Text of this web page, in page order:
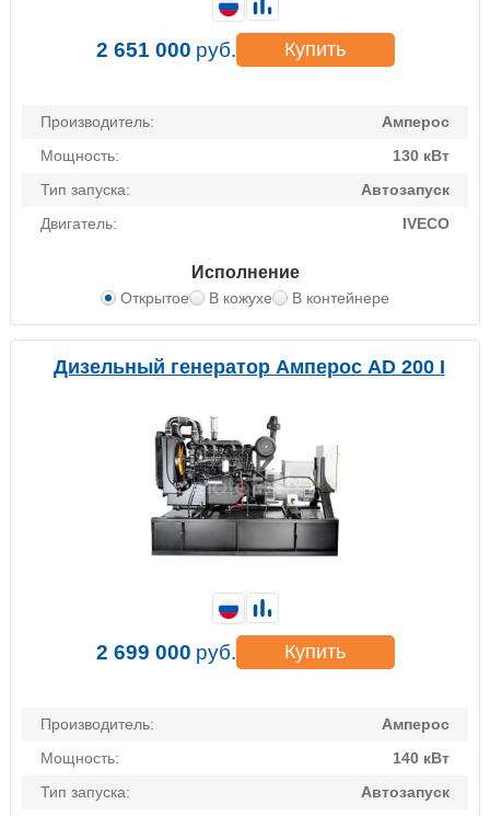
Производитель:
Амперос
Мощность:
130 кВт
Тип запуска:
Автозапуск
Двигатель:
IVECO
Исполнение
Открытое В кожухе В контейнере
2 651 000 руб. Купить
Дизельный генератор Амперос AD 200 I
Производитель:
Амперос
Мощность:
140 кВт
Тип запуска:
Автозапуск
2 699 000 руб. Купить